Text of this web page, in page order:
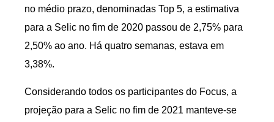
no médio prazo, denominadas Top 5, a estimativa
para a Selic no fim de 2020 passou de 2,75% para
2,50% ao ano. Há quatro semanas, estava em
3,38%.
Considerando todos os participantes do Focus, a
projeção para a Selic no fim de 2021 manteve-se